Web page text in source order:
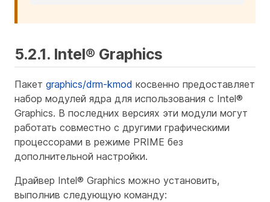
5.2.1. Intel® Graphics
Пакет graphics/drm-kmod косвенно предоставляет
набор модулей ядра для использования с Intel®
Graphics. В последних версиях эти модули могут
работать совместно с другими графическими
процессорами в режиме PRIME без
дополнительной настройки.
Драйвер Intel® Graphics можно установить,
выполнив следующую команду: